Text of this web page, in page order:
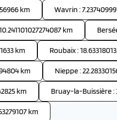
km Wavrin :
km
km Roubaix :
km Nieppe :
km Bruay-la-Buissière :
km